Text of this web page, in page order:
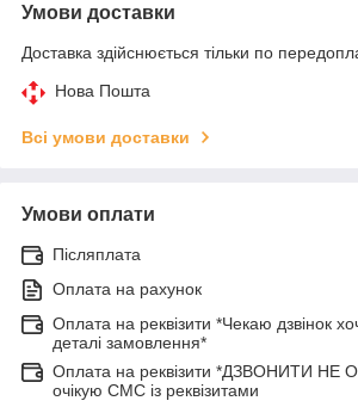
Умови доставки
Доставка здійснюється тільки по
Нова Пошта
Всі умови доставки
Умови оплати
Післяплата
Оплата на рахунок
Оплата на реквізити *Чекаю дзвінок
деталі замовлення*
Оплата на реквізити *ДЗВОНИТИ
очікую СМС із реквізитами